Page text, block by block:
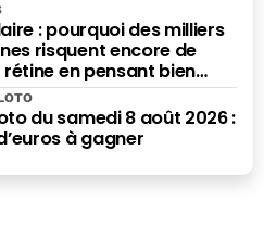
: pourquoi des milliers
risquent encore de
en pensant bien
du samedi 8 août 2026 :
à gagner